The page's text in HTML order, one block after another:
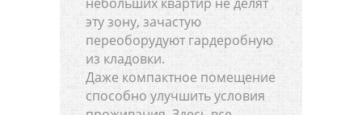
эту зону, зачастую
переоборудуют гардеробную
из кладовки.
Даже компактное помещение
способно улучшить условия